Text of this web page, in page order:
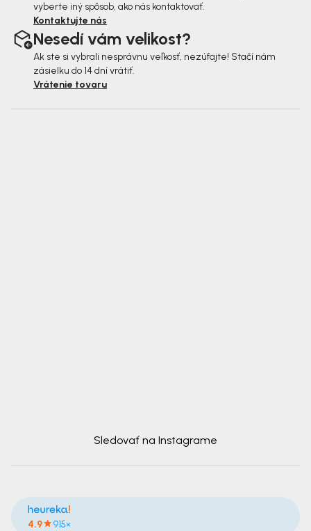
vyberte iný spôsob, ako nás kontaktovať.
Kontaktujte nás
Nesedí vám velikost?
Ak ste si vybrali nesprávnu veľkosť, nezúfajte! Stačí nám
zásielku do 14 dní vrátiť.
Vrátenie tovaru
Sledovať na Instagrame
4.9 915×